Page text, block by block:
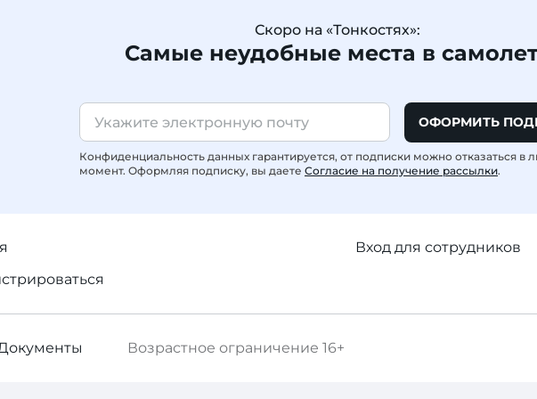
Скоро на «Тонкостях»:
Самые неудобные места в
ОФОРМИТЬ
Конфиденциальность данных гарантируется, от подписки можно отказаться в
момент. Оформляя подписку, вы даете Согласие на получение рассылки.
Вход для сотрудников
Возрастное ограничение 16+